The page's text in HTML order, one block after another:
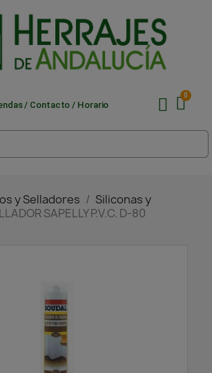
/ Contacto / Horario
y Selladores
Siliconas y
SAPELLY P.V.C. D-80